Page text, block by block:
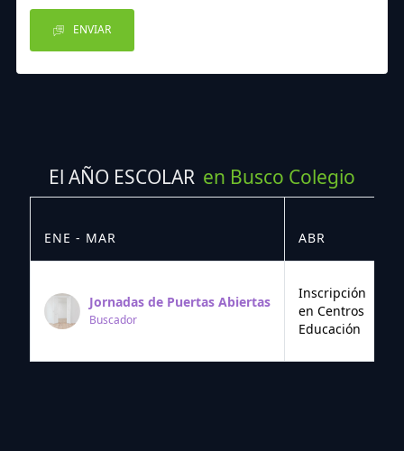
ENVIAR
El AÑO ESCOLAR en Busco Colegio
ENE - MAR ABR
Jornadas de Puertas Abiertas
Buscador
Inscripción
en Centros
Educación